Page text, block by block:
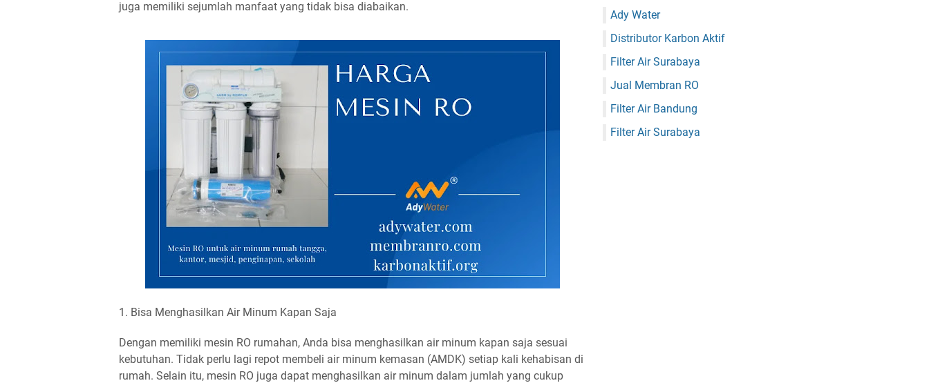
juga memiliki sejumlah manfaat yang tidak bisa diabaikan.
1. Bisa Menghasilkan Air Minum Kapan Saja
Dengan memiliki mesin RO rumahan, Anda bisa menghasilkan air minum kapan saja sesuai
kebutuhan. Tidak perlu lagi repot membeli air minum kemasan (AMDK) setiap kali kehabisan di
rumah. Selain itu, mesin RO juga dapat menghasilkan air minum dalam jumlah yang cukup
Ady Water
Distributor Karbon Aktif
Filter Air Surabaya
Jual Membran RO
Filter Air Bandung
Filter Air Surabaya